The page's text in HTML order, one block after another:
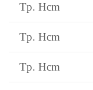
Tp. Hcm
Tp. Hcm
Tp. Hcm